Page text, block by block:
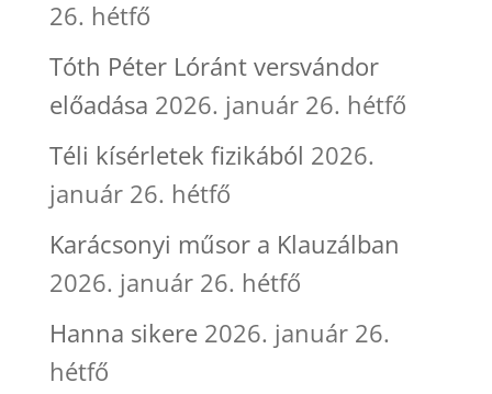
26. hétfő
Tóth Péter Lóránt versvándor
előadása 2026. január 26. hétfő
Téli kísérletek fizikából 2026.
január 26. hétfő
Karácsonyi műsor a Klauzálban
2026. január 26. hétfő
Hanna sikere 2026. január 26.
hétfő